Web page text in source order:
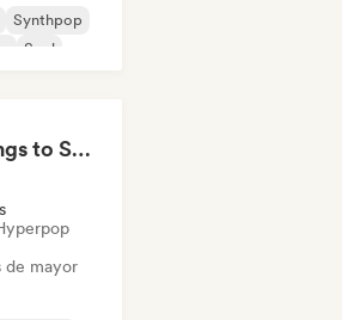
Synthpop
Soul
Sexy & Hot songs to Set the Mood 🥀 🥵
de mayor